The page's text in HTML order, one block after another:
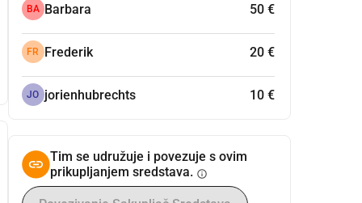
BA Barbara 50 €
FR Frederik 20 €
JO jorienhubrechts 10 €
Tim se udružuje i povezuje s ovim
prikupljanjem sredstava. info